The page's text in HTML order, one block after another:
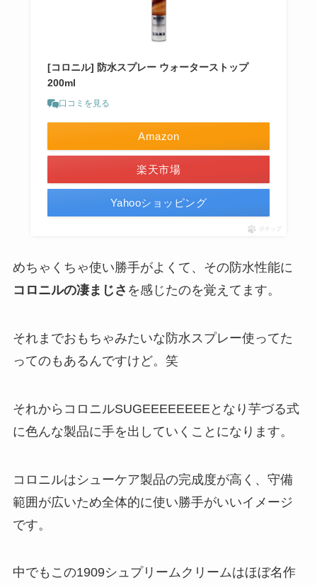
[コロニル] 防水スプレー ウォーターストップ
200ml
口コミを見る
Amazon
楽天市場
Yahooショッピング
ポチップ
めちゃくちゃ使い勝手がよくて、その防水性能に
コロニルの凄まじさ を感じたのを覚えてます。
それまでおもちゃみたいな防水スプレー使ってた
ってのもあるんですけど。笑
それからコロニルSUGEEEEEEEEとなり芋づる式
に色んな製品に手を出していくことになります。
コロニルはシューケア製品の完成度が高く、守備
範囲が広いため全体的に使い勝手がいいイメージ
です。
中でもこの1909シュプリームクリームはほぼ名作